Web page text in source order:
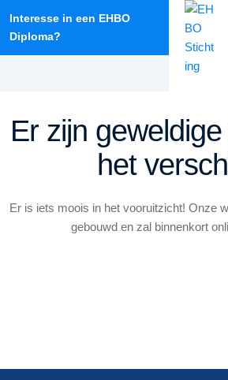
info@ehbodantumadeel.nl
Interesse in een EHBO
Diploma?
Er zijn
het
Er is iets moois in het vooruitzicht! Onze
gebouwd en zal binnenkort